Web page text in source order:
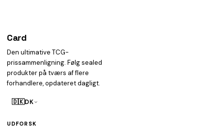
Card
Den ultimative TCG-
prissammenligning. Følg sealed
produkter på tværs af flere
forhandlere, opdateret dagligt.
🇩🇰DK
UDFORSK